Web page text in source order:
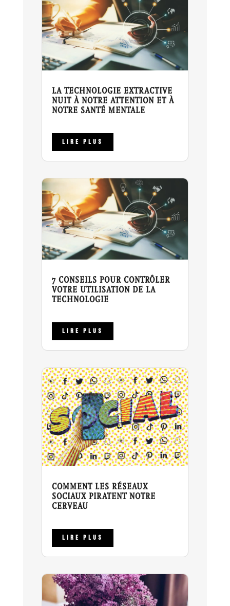
LA TECHNOLOGIE EXTRACTIVE
NUIT À NOTRE ATTENTION ET À
NOTRE SANTÉ MENTALE
LIRE PLUS
7 CONSEILS POUR CONTRÔLER
VOTRE UTILISATION DE LA
TECHNOLOGIE
LIRE PLUS
COMMENT LES RÉSEAUX
SOCIAUX PIRATENT NOTRE
CERVEAU
LIRE PLUS